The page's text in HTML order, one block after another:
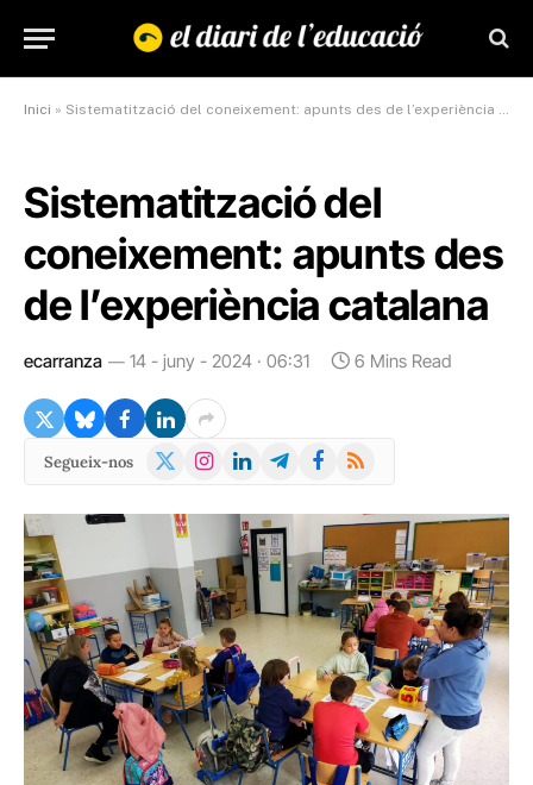
Inici » Sistematització del coneixement: apunts des de l’experiència catalana
Sistematització del
coneixement: apunts des
de l’experiència catalana
ecarranza 14 - juny - 2024 · 06:31 6 Mins Read
Segueix-nos
X
Instagram
LinkedInTelegramFacebook
RSS